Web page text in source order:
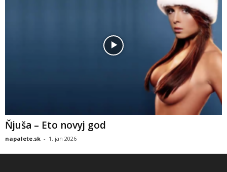
Ňjuša – Eto novyj god
napalete.sk - 1. jan 2026